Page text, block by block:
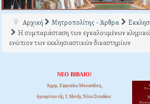
Αρχική Μητροπολίτης - Άρθρα
Η συμπαράσταση των εγκαλουμένων
ενώπιον των εκκλησιαστικών δικαστηρίων
ΝΕΟ ΒΙΒΛΙΟ!
Ἀρχιμ. Εἰρηναίου Μπουσδέκη,
ἡγουμένου τῆς Ἱ. Μονῆς Νέου Στουδίου: